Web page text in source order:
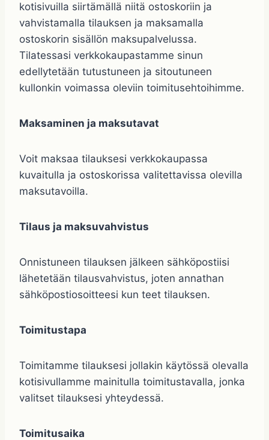
kotisivuilla siirtämällä niitä ostoskoriin ja
vahvistamalla tilauksen ja maksamalla
ostoskorin sisällön maksupalvelussa.
Tilatessasi verkkokaupastamme sinun
edellytetään tutustuneen ja sitoutuneen
kullonkin voimassa oleviin toimitusehtoihimme.
Maksaminen ja maksutavat
Voit maksaa tilauksesi verkkokaupassa
kuvaitulla ja ostoskorissa valitettavissa olevilla
maksutavoilla.
Tilaus ja maksuvahvistus
Onnistuneen tilauksen jälkeen sähköpostiisi
lähetetään tilausvahvistus, joten annathan
sähköpostiosoitteesi kun teet tilauksen.
Toimitustapa
Toimitamme tilauksesi jollakin käytössä olevalla
kotisivullamme mainitulla toimitustavalla, jonka
valitset tilauksesi yhteydessä.
Toimitusaika